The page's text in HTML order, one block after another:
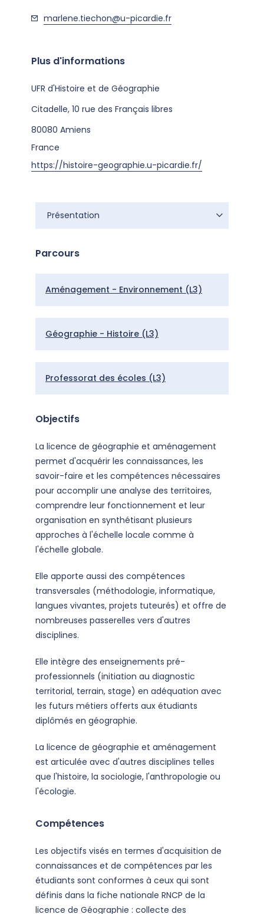
marlene.tiechon@u-picardie.fr
Plus d'informations
UFR d'Histoire et de Géographie
Citadelle, 10 rue des Français libres
80080 Amiens
France
https://histoire-geographie.u-picardie.fr/
Présentation
Présentation
Parcours
Aménagement - Environnement (L3)
Géographie - Histoire (L3)
Professorat des écoles (L3)
Objectifs
La licence de géographie et aménagement
permet d'acquérir les connaissances, les
savoir-faire et les compétences nécessaires
pour accomplir une analyse des territoires,
comprendre leur fonctionnement et leur
organisation en synthétisant plusieurs
approches à l'échelle locale comme à
l'échelle globale.
Elle apporte aussi des compétences
transversales (méthodologie, informatique,
langues vivantes, projets tuteurés) et offre de
nombreuses passerelles vers d'autres
disciplines.
Elle intègre des enseignements pré-
professionnels (initiation au diagnostic
territorial, terrain, stage) en adéquation avec
les futurs métiers offerts aux étudiants
diplômés en géographie.
La licence de géographie et aménagement
est articulée avec d'autres disciplines telles
que l'histoire, la sociologie, l'anthropologie ou
l'écologie.
Compétences
Les objectifs visés en termes d'acquisition de
connaissances et de compétences par les
étudiants sont conformes à ceux qui sont
définis dans la fiche nationale RNCP de la
licence de Géographie : collecte des